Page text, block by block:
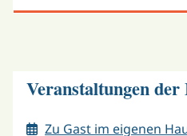
Veranstaltungen
Zu Gast im eigenen